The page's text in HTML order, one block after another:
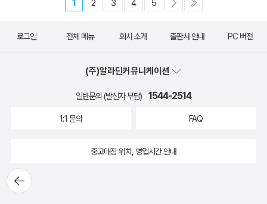
1 2 3 4 5
뒤로가
기
로그인 전체 메뉴 회사 소개 출판사 안내 PC 버전
(주)알라딘커뮤니케이션
일반문의 (발신자 부담) 1544-2514
1:1 문의 FAQ
중고매장 위치, 영업시간 안내